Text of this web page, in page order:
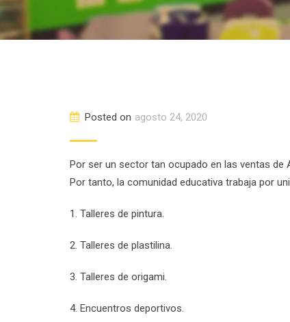
Posted on agosto 24, 2020
Por ser un sector tan ocupado en las ventas
Por tanto, la comunidad educativa trabaja por
1. Talleres de pintura.
2. Talleres de plastilina.
3. Talleres de origami.
4. Encuentros deportivos.